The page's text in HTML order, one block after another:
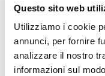
Questo sito web
Utilizziamo i cookie
annunci, per fornire
analizzare il nostro
informazioni sul